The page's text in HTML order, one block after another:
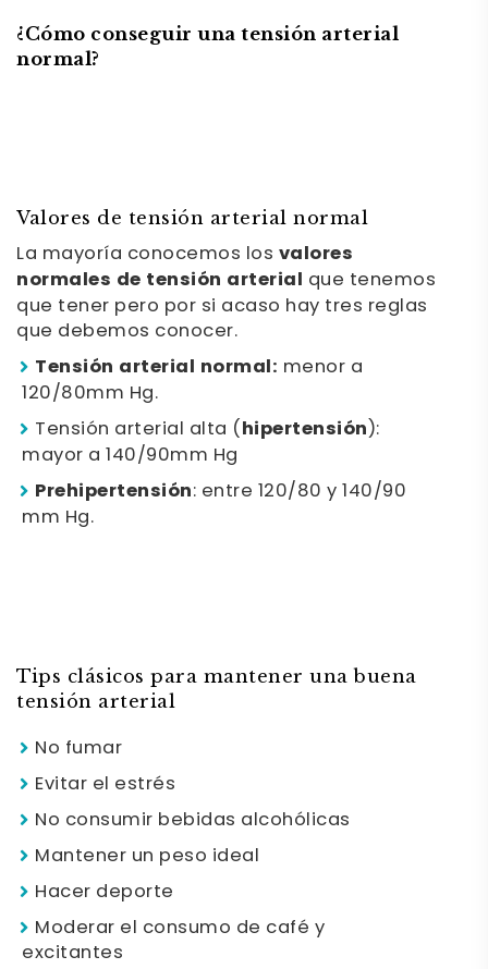
¿Cómo conseguir una tensión arterial
normal?
Valores de tensión arterial normal
La mayoría conocemos los valores
normales de tensión arterial que tenemos
que tener pero por si acaso hay tres reglas
que debemos conocer.
Tensión arterial normal: menor a
120/80mm Hg.
Tensión arterial alta (hipertensión):
mayor a 140/90mm Hg
Prehipertensión: entre 120/80 y 140/90
mm Hg.
Tips clásicos para mantener una buena
tensión arterial
No fumar
Evitar el estrés
No consumir bebidas alcohólicas
Mantener un peso ideal
Hacer deporte
Moderar el consumo de café y
excitantes